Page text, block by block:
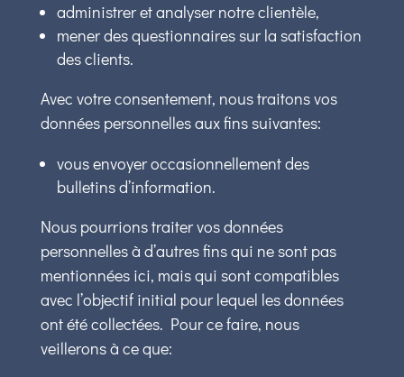
administrer et analyser notre clientèle,
mener des questionnaires sur la satisfaction
des clients.
Avec votre consentement, nous traitons vos
données personnelles aux fins suivantes:
vous envoyer occasionnellement des
bulletins d’information.
Nous pourrions traiter vos données
personnelles à d’autres fins qui ne sont pas
mentionnées ici, mais qui sont compatibles
avec l’objectif initial pour lequel les données
ont été collectées. Pour ce faire, nous
veillerons à ce que: